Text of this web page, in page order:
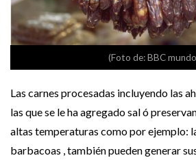
(Foto de: BBC
Las carnes procesadas incluyendo las
las que se le ha agregado sal ó
altas temperaturas como por ejemplo:
barbacoas , también pueden generar